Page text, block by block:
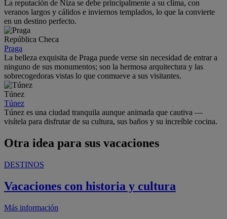
La reputación de Niza se debe principalmente a su clima, con
veranos largos y cálidos e inviernos templados, lo que la convierte
en un destino perfecto.
República Checa
Praga
La belleza exquisita de Praga puede verse sin necesidad de entrar a
ninguno de sus monumentos; son la hermosa arquitectura y las
sobrecogedoras vistas lo que conmueve a sus visitantes.
Túnez
Túnez
Túnez es una ciudad tranquila aunque animada que cautiva —
visítela para disfrutar de su cultura, sus baños y su increíble cocina.
Otra idea para sus vacaciones
DESTINOS
Vacaciones con historia y cultura
Más información